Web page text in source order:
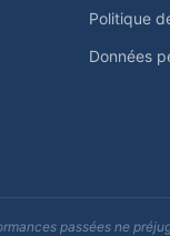
Politique
Données
passées ne